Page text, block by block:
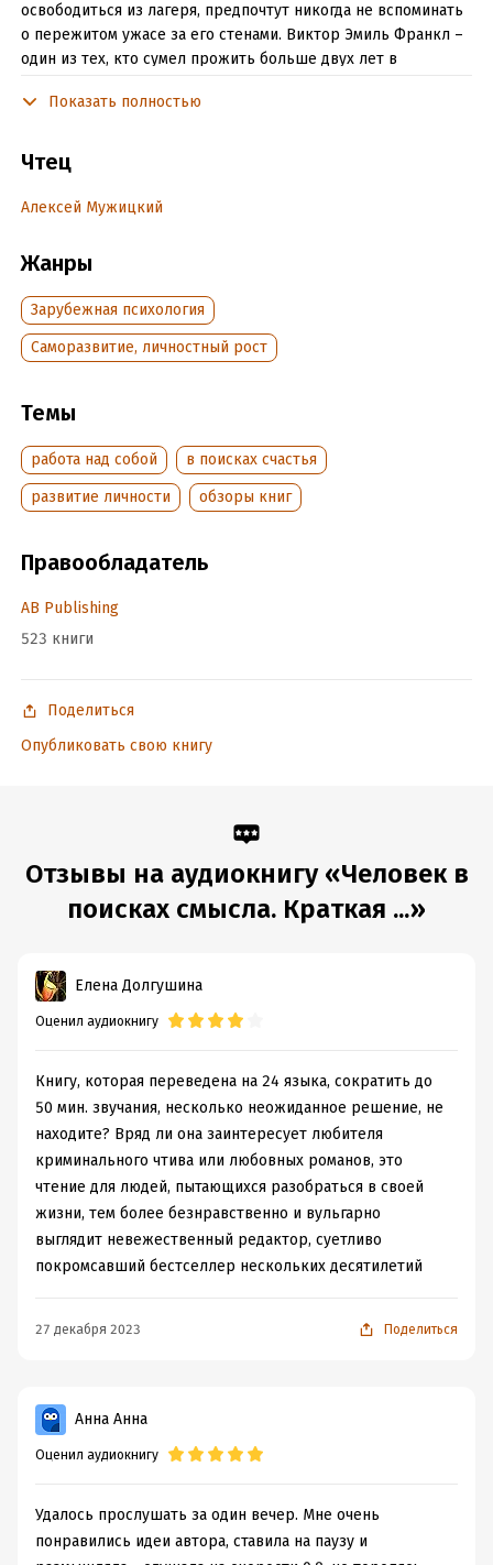
освободиться из лагеря, предпочтут никогда не вспоминать
о пережитом ужасе за его стенами. Виктор Эмиль Франкл –
один из тех, кто сумел прожить больше двух лет в
задуматься, о том, что же помогло ему, и таким же простым
наполняло его жизнь смыслом? Ответы на эти и другие
Дата поступления:16 марта 2026
ISBN (EAN):9785535544977
Показать полностью
Чтец
Алексей Мужицкий
Жанры
Зарубежная психология
Саморазвитие, личностный рост
Темы
работа над собой
в поисках счастья
развитие личности
обзоры книг
Правообладатель
AB Publishing
523 книги
Поделиться
Опубликовать свою книгу
Отзывы на аудиокнигу «Человек в
поисках смысла. Краткая ...»
Елена Долгушина
Оценил аудиокнигу
Книгу, которая переведена на 24 языка, сократить до
50 мин. звучания, несколько неожиданное решение, не
находите? Вряд ли она заинтересует любителя
криминального чтива или любовных романов, это
чтение для людей, пытающихся разобраться в своей
жизни, тем более безнравственно и вульгарно
выглядит невежественный редактор, суетливо
покромсавший бестселлер нескольких десятилетий
27 декабря 2023 Поделиться
Анна Анна
Оценил аудиокнигу
Удалось прослушать за один вечер. Мне очень
понравились идеи автора, ставила на паузу и